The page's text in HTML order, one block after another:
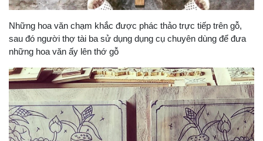
Những hoa văn chạm khắc được phác thảo trực tiếp trên gỗ,
sau đó người thợ tài ba sử dụng dụng cụ chuyên dùng để đưa
những hoa văn ấy lên thớ gỗ